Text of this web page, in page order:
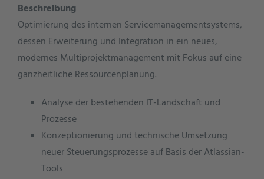
Beschreibung
Optimierung des internen Servicemanagementsystems,
dessen Erweiterung und Integration in ein neues,
modernes Multiprojektmanagement mit Fokus auf eine
ganzheitliche Ressourcenplanung.
Analyse der bestehenden IT-Landschaft und
Prozesse
Konzeptionierung und technische Umsetzung
neuer Steuerungsprozesse auf Basis der Atlassian-
Tools